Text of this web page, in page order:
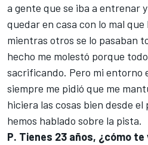
a gente que se iba a entrenar
quedar en casa con lo mal que
mientras otros se lo pasaban
hecho me molestó porque
sacrificando. Pero mi entorno
siempre me pidió que me
hiciera las cosas bien desde
hemos hablado sobre la pista.
P. Tienes 23 años, ¿cómo